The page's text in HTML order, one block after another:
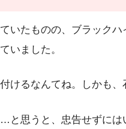
いたものの、ブラック
いました。
けるなんてね。しかも、
思うと、忠告せずには